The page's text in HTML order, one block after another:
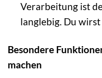
Verarbeitung ist
langlebig. Du
Besondere
machen